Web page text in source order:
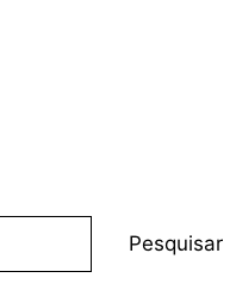
Pesquisar